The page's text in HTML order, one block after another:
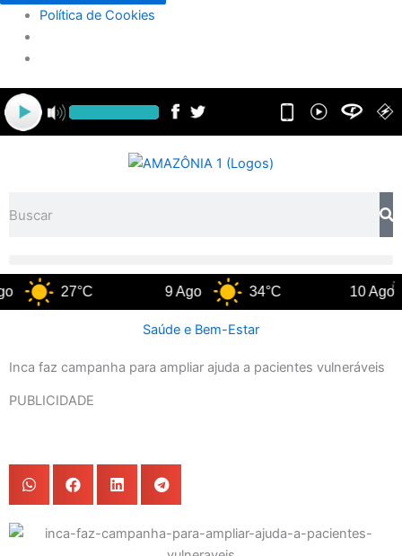
Política de Cookies
27°C 34°C
Saúde e Bem-Estar
Inca faz campanha para ampliar ajuda a pacientes vulneráveis
PUBLICIDADE